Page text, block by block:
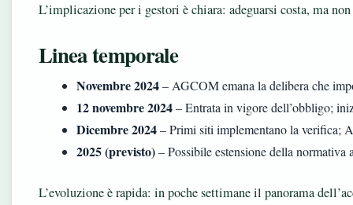
L’implicazione per i gestori è chiara: adeguarsi costa, ma
Linea temporale
Novembre 2024– AGCOM emana la delibera che
12 novembre 2024– Entrata in vigore dell’obbligo;
Dicembre 2024– Primi siti implementano la verifica;
2025 (previsto)– Possibile estensione della
L’evoluzione è rapida: in poche settimane il panorama